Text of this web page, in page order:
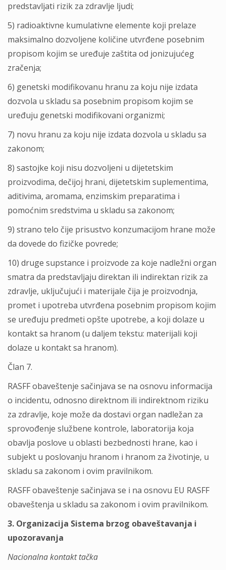
predstavljati rizik za zdravlje ljudi;
5) radioaktivne kumulativne elemente koji prelaze
maksimalno dozvoljene količine utvrđene posebnim
propisom kojim se uređuje zaštita od jonizujućeg
zračenja;
6) genetski modifikovanu hranu za koju nije izdata
dozvola u skladu sa posebnim propisom kojim se
uređuju genetski modifikovani organizmi;
7) novu hranu za koju nije izdata dozvola u skladu sa
zakonom;
8) sastojke koji nisu dozvoljeni u dijetetskim
proizvodima, dečijoj hrani, dijetetskim suplementima,
aditivima, aromama, enzimskim preparatima i
pomoćnim sredstvima u skladu sa zakonom;
9) strano telo čije prisustvo konzumacijom hrane može
da dovede do fizičke povrede;
10) druge supstance i proizvode za koje nadležni organ
smatra da predstavljaju direktan ili indirektan rizik za
zdravlje, uključujući i materijale čija je proizvodnja,
promet i upotreba utvrđena posebnim propisom kojim
se uređuju predmeti opšte upotrebe, a koji dolaze u
kontakt sa hranom (u daljem tekstu: materijali koji
dolaze u kontakt sa hranom).
Član 7.
RASFF obaveštenje sačinjava se na osnovu informacija
o incidentu, odnosno direktnom ili indirektnom riziku
za zdravlje, koje može da dostavi organ nadležan za
sprovođenje službene kontrole, laboratorija koja
obavlja poslove u oblasti bezbednosti hrane, kao i
subjekt u poslovanju hranom i hranom za životinje, u
skladu sa zakonom i ovim pravilnikom.
RASFF obaveštenje sačinjava se i na osnovu EU RASFF
obaveštenja u skladu sa zakonom i ovim pravilnikom.
3. Organizacija Sistema brzog obaveštavanja i
upozoravanja
Nacionalna kontakt tačka